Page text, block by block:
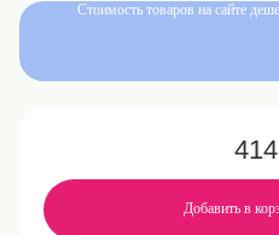
414
Добавить в
Стоимость товаров на сайте
Заполните форму, указав цель
свяжемся с вами в течение 1